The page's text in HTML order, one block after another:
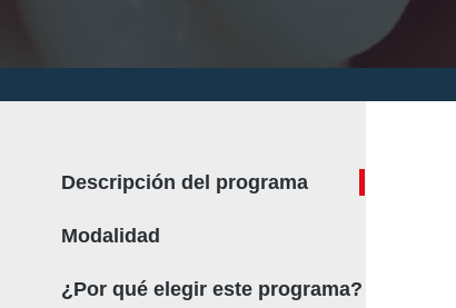
Descripción del programa
Modalidad
¿Por qué elegir este programa?